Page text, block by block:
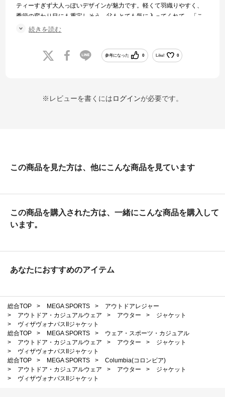
ティーすぎず大人っぽいデザインが魅力です。軽くて羽織りやすく、
季節の変わり目にも重宝しそう。父もとても気に入ってくれて、「こ
れ着て出かけるのが楽しみ」と喜んでいました。プレゼントに選んで
続きを読む
参考になった 0 Like! 0
※レビューを書くにはログインが必要です。
この商品を見た方は、他にこんな商品を見ています
この商品を購入された方は、一緒にこんな商品を購入して
います。
あなたにおすすめのアイテム
総合TOP > MEGA SPORTS >
アウトドアレジャー
>
アウトドア・カジュアルウェア > アウター >
ジャケット
>
ヴィザヴォナパスIIジャケット
総合TOP
> MEGA SPORTS >
ウェア・スポーツ・カジュアル
>
アウトドア・カジュアルウェア > アウター >
ジャケット
>
ヴィザヴォナパスIIジャケット
総合TOP
> MEGA SPORTS >
Columbia(コロンビア)
>
アウトドア・カジュアルウェア > アウター >
ジャケット
>
ヴィザヴォナパスIIジャケット